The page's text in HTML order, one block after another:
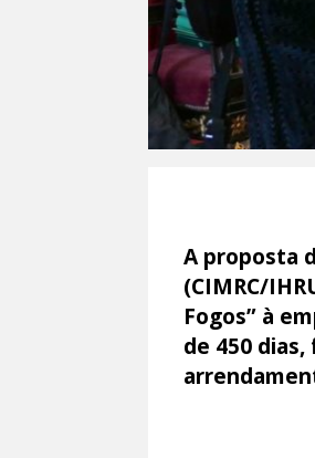
A proposta
(CIMRC/
Fogos” à
de 450